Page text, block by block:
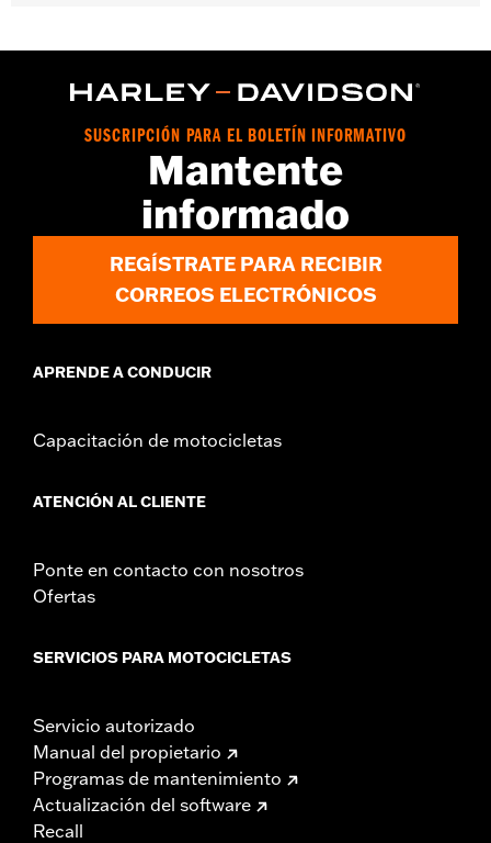
SUSCRIPCIÓN PARA EL BOLETÍN INFORMATIVO
Mantente
informado
REGÍSTRATE PARA RECIBIR
CORREOS ELECTRÓNICOS
APRENDE A CONDUCIR
Capacitación de motocicletas
ATENCIÓN AL CLIENTE
Ponte en contacto con nosotros
Ofertas
SERVICIOS PARA MOTOCICLETAS
Servicio autorizado
Manual del propietario
Programas de mantenimiento
Actualización del software
Recall